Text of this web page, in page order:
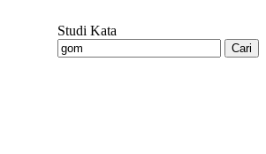
Studi Kata